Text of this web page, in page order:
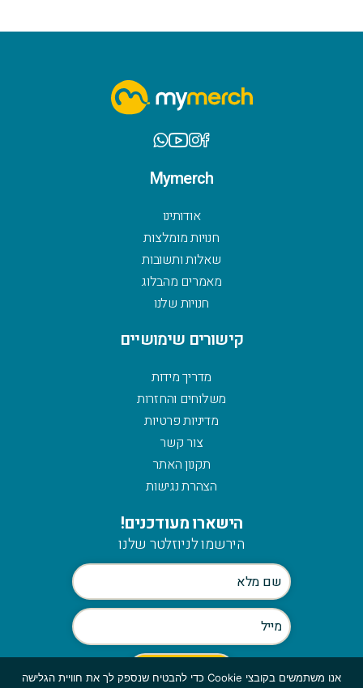
Mymerch
אודותינו
חנויות מומלצות
שאלות ותשובות
מאמרים מהבלוג
חנויות שלנו
קישורים שימושיים
מדריך מידות
משלוחים והחזרות
מדיניות פרטיות
צור קשר
תקנון האתר
הצהרת נגישות
הישארו מעודכנים!
הירשמו לניוזלטר שלנו
אנו משתמשים בקובצי Cookie כדי להבטיח שנספק לך את חוויית הגלישה